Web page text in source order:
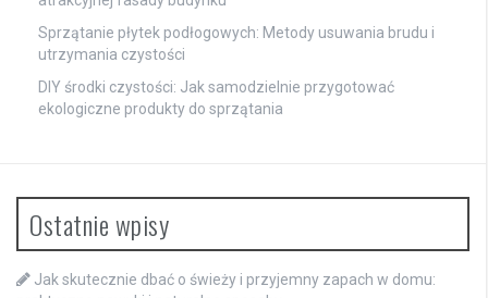
Sprzątanie płytek podłogowych: Metody usuwania brudu i
utrzymania czystości
DIY środki czystości: Jak samodzielnie przygotować
ekologiczne produkty do sprzątania
Ostatnie wpisy
Jak skutecznie dbać o świeży i przyjemny zapach w domu: